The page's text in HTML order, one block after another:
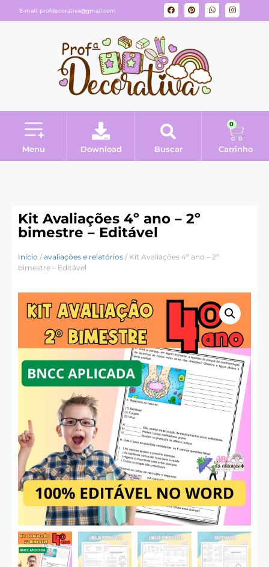
E-mail: profdecorativa@gmail.com
Menu Download Buscar
0
Carrinho
Kit Avaliações 4º ano – 2º
bimestre – Editável
Início / avaliações e relatórios / Kit Avaliações 4º ano – 2º
bimestre – Editável